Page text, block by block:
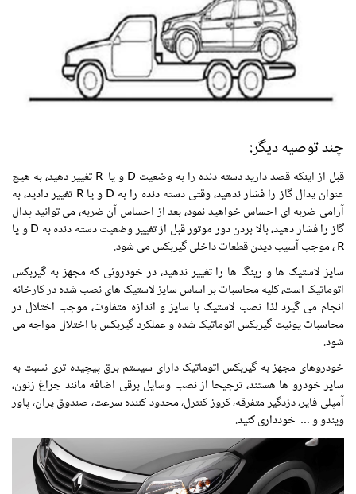
چند توصیه دیگر:
قبل از اینکه قصد دارید دسته دنده را به وضعیت D و یا R تغییر دهید، به هیچ
عنوان پدال گاز را فشار ندهید، وقتی دسته دنده را به D و یا R تغییر دادید، به
آرامی ضربه ای احساس خواهید نمود، بعد از احساس آن ضربه، می توانید پدال
گاز را فشار دهید، بالا بردن دور موتور قبل از تغییر وضعیت دسته دنده به D و یا
R ، موجب آسیب دیدن قطعات داخلی گیربکس می شود.
سایز لاستیک ها و رینگ ها را تغییر ندهید، در خودروئی که مجهز به گیربکس
اتوماتیک است، کلیه محاسبات بر اساس سایز لاستیک های نصب شده در کارخانه
انجام می گیرد لذا نصب لاستیک با سایز و اندازه متفاوت، موجب اختلال در
محاسبات یونیت گیربکس اتوماتیک شده و عملکرد گیربکس با اختلال مواجه می
شود.
خودروهای مجهز به گیربکس اتوماتیک دارای سیستم برق پیچیده تری نسبت به
سایر خودرو ها هستند، ترجیحا از نصب وسایل برقی اضافه مانند چراغ زنون،
آمپلی فایر، دزدگیر متفرقه، کروز کنترل، محدود کننده سرعت، صندوق پران، پاور
ویندو و … خودداری کنید.